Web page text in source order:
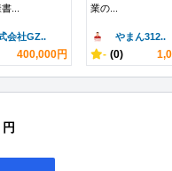
...
会社GZ..
400,000円
業の...
やまん312..
- (0)
円